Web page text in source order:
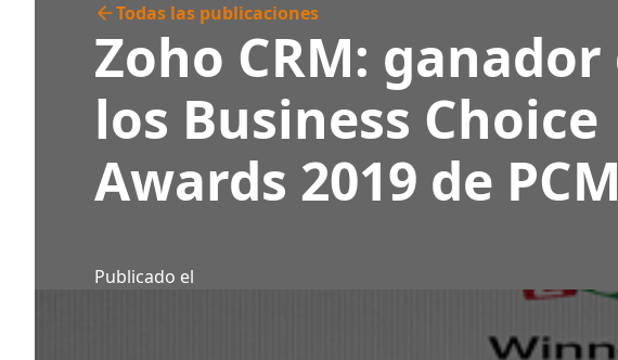
Todas las publicaciones
Zoho CRM: ganador
los Business Choice
Awards 2019 de
Publicado el